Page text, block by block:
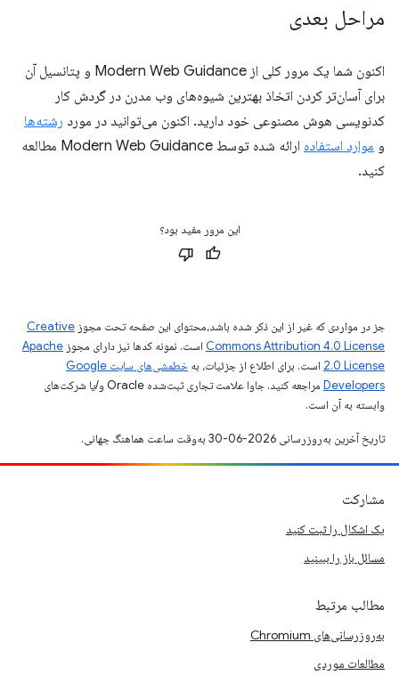
مراحل بعدی
اکنون شما یک مرور کلی از Modern Web Guidance و پتانسیل آن
برای آسان‌تر کردن اتخاذ بهترین شیوه‌های وب مدرن در گردش کار
کدنویسی هوش مصنوعی خود دارید. اکنون می‌توانید در مورد رشته‌ها
و موارد استفاده
ارائه شده توسط Modern Web Guidance مطالعه
کنید.
این مرور مفید بود؟
جز در مواردی که غیر از این ذکر شده باشد،‌محتوای این صفحه تحت مجوز Creative
Commons Attribution 4.0 License است. نمونه کدها نیز دارای مجوز Apache
2.0 License است. برای اطلاع از جزئیات، به
خطمشی‌های سایت Google
Developers‏
مراجعه کنید. جاوا علامت تجاری ثبت‌شده Oracle و/یا شرکت‌های
وابسته به آن است.
تاریخ آخرین به‌روزرسانی 2026-06-30 به‌وقت ساعت هماهنگ جهانی.
مشارکت
یک اشکال را ثبت کنید
مسائل باز را ببینید
مطالب مرتبط
به‌روزرسانی‌های Chromium
مطالعات موردی